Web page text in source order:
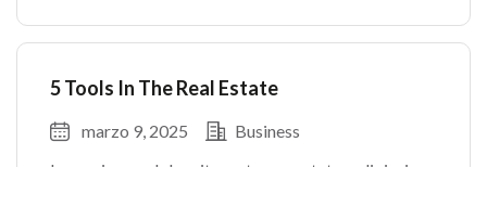
justo odio parturient mauris curabitur lorem in.
5 Tools In The Real Estate
marzo 9, 2025
Business
Lorem ipsum dolor sit amet, consectetur adipiscing